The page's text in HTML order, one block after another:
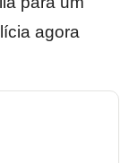
agora